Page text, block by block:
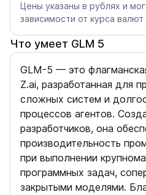
Цены указаны в рублях и
зависимости от курса валют
Что умеет GLM 5
GLM-5 — это
Z.ai, разработанная для
сложных систем и
процессов агентов.
разработчиков, она
производительность
при выполнении
программных задач,
закрытыми моделями.